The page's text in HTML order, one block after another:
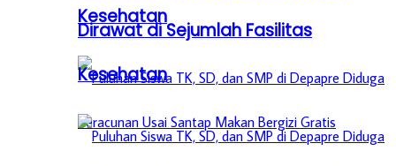
Kesehatan
Dirawat di Sejumlah Fasilitas
Kesehatan